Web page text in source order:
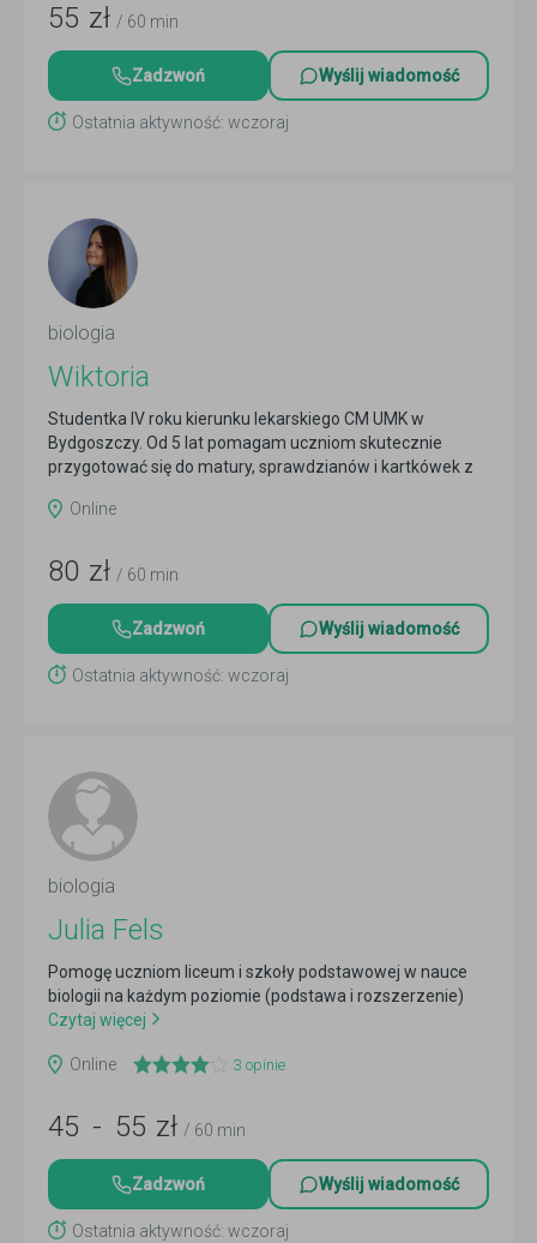
55 zł / 60 min
Zadzwoń Wyślij wiadomość
Ostatnia aktywność: wczoraj
biologia
Wiktoria
Studentka IV roku kierunku lekarskiego CM UMK w
Bydgoszczy. Od 5 lat pomagam uczniom skutecznie
przygotować się do matury, sprawdzianów i kartkówek z
Online
80 zł / 60 min
Zadzwoń Wyślij wiadomość
Ostatnia aktywność: wczoraj
biologia
Julia Fels
Pomogę uczniom liceum i szkoły podstawowej w nauce
biologii na każdym poziomie (podstawa i rozszerzenie)
Czytaj więcej
Online 3 opinie
45 - 55 zł / 60 min
Zadzwoń Wyślij wiadomość
Ostatnia aktywność: wczoraj